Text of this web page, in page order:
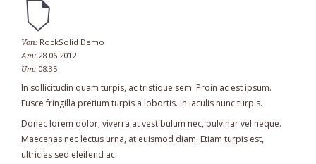
Von: RockSolid Demo
Am: 28.06.2012
Um:08:35
In sollicitudin quam turpis, ac tristique sem. Proin ac est ipsum.
Fusce fringilla pretium turpis a lobortis. In iaculis nunc turpis.
Donec lorem dolor, viverra at vestibulum nec, pulvinar vel neque.
Maecenas nec lectus urna, at euismod diam. Etiam turpis est,
ultricies sed eleifend ac.